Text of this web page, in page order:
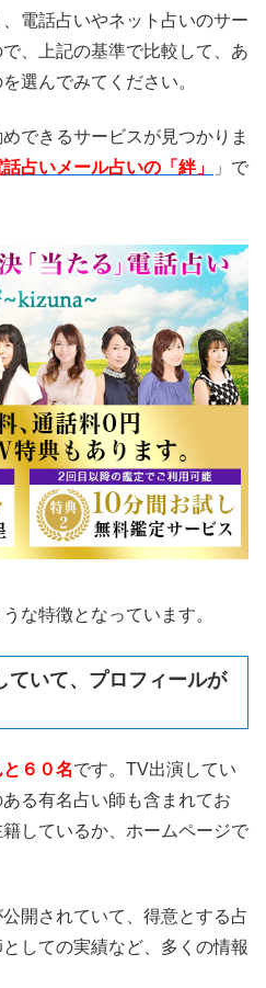
電話占いやネット占いのサー
、上記の基準で比較して、あ
選んでみてください。
できるサービスが見つかりま
話占いメール占いの「絆」
」で
な特徴となっています。
ていて、プロフィールが
６０名です。TV出演してい
る有名占い師も含まれてお
しているか、ホームページで
開されていて、得意とする占
しての実績など、多くの情報